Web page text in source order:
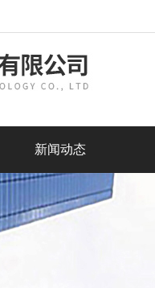
新闻动态